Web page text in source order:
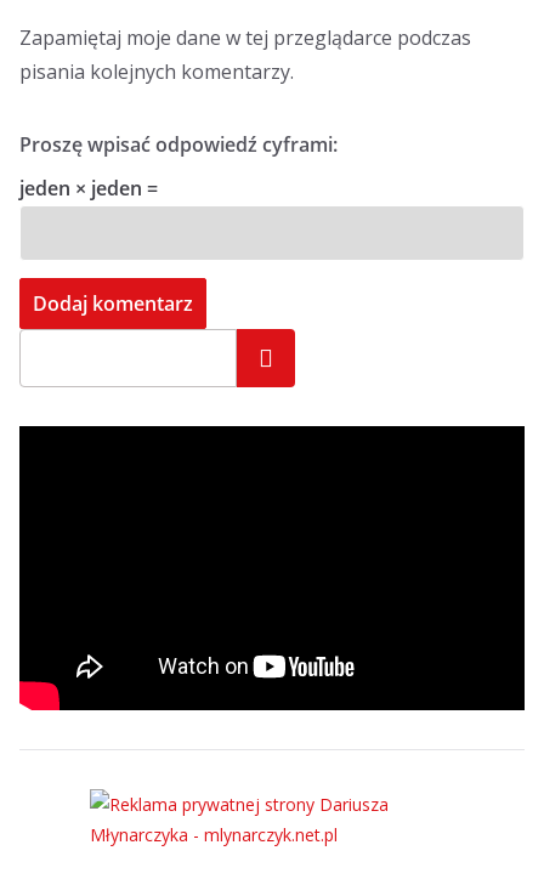
Zapamiętaj moje dane w tej przeglądarce podczas
pisania kolejnych komentarzy.
Proszę wpisać odpowiedź cyframi:
jeden × jeden =
Szukaj